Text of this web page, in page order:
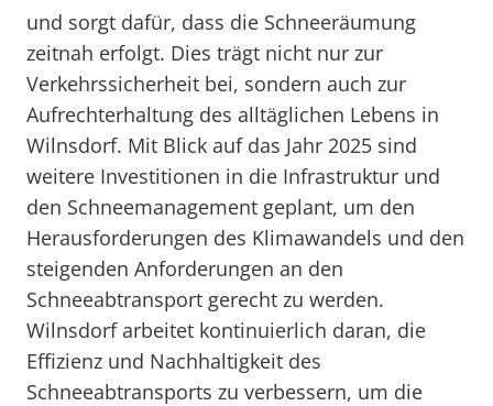
und sorgt dafür, dass die Schneeräumung
zeitnah erfolgt. Dies trägt nicht nur zur
Verkehrssicherheit bei, sondern auch zur
Aufrechterhaltung des alltäglichen Lebens in
Wilnsdorf. Mit Blick auf das Jahr 2025 sind
weitere Investitionen in die Infrastruktur und
den Schneemanagement geplant, um den
Herausforderungen des Klimawandels und den
steigenden Anforderungen an den
Schneeabtransport gerecht zu werden.
Wilnsdorf arbeitet kontinuierlich daran, die
Effizienz und Nachhaltigkeit des
Schneeabtransports zu verbessern, um die